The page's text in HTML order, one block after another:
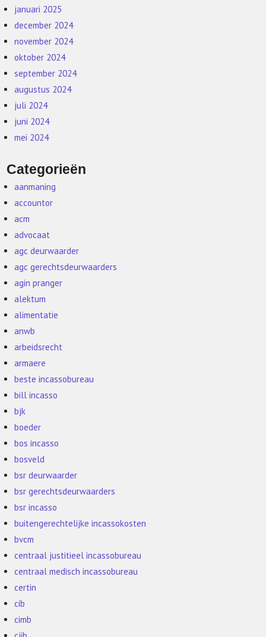
januari 2025
december 2024
november 2024
oktober 2024
september 2024
augustus 2024
juli 2024
juni 2024
mei 2024
Categorieën
aanmaning
accountor
acm
advocaat
agc deurwaarder
agc gerechtsdeurwaarders
agin pranger
alektum
alimentatie
anwb
arbeidsrecht
armaere
beste incassobureau
bill incasso
bjk
boeder
bos incasso
bosveld
bsr deurwaarder
bsr gerechtsdeurwaarders
bsr incasso
buitengerechtelijke incassokosten
bvcm
centraal justitieel incassobureau
centraal medisch incassobureau
certin
cib
cimb